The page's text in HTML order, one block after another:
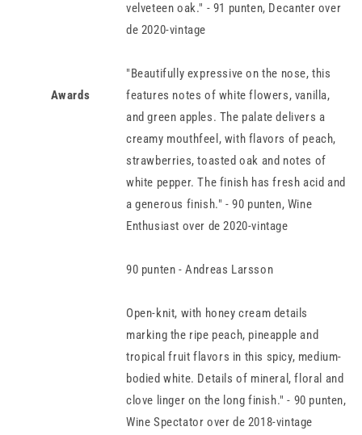
Awards
velveteen oak." - 91 punten, Decanter over
de 2020-vintage
"Beautifully expressive on the nose, this
features notes of white flowers, vanilla,
and green apples. The palate delivers a
creamy mouthfeel, with flavors of peach,
strawberries, toasted oak and notes of
white pepper. The finish has fresh acid and
a generous finish." - 90 punten, Wine
Enthusiast over de 2020-vintage
90 punten - Andreas Larsson
Open-knit, with honey cream details
marking the ripe peach, pineapple and
tropical fruit flavors in this spicy, medium-
bodied white. Details of mineral, floral and
clove linger on the long finish." - 90 punten,
Wine Spectator over de 2018-vintage